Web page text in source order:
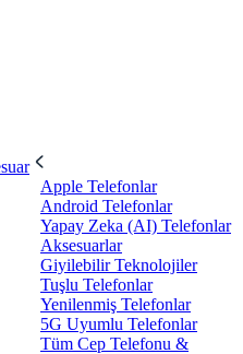
Apple Telefonlar
Android Telefonlar
Yapay Zeka (AI) Telefonlar
Aksesuarlar
Giyilebilir Teknolojiler
Tuşlu Telefonlar
Yenilenmiş Telefonlar
5G Uyumlu Telefonlar
Tüm Cep Telefonu &